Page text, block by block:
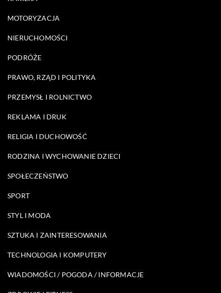
MOTORYZACJA
NIERUCHOMOŚCI
PODRÓŻE
PRAWO, RZĄD I POLITYKA
PRZEMYSŁ I ROLNICTWO
REKLAMA I DRUK
RELIGIA I DUCHOWOŚĆ
RODZINA I WYCHOWANIE DZIECI
SPOŁECZEŃSTWO
SPORT
STYL I MODA
SZTUKA I ZAINTERESOWANIA
TECHNOLOGIA I KOMPUTERY
WIADOMOŚCI / POGODA / INFORMACJE